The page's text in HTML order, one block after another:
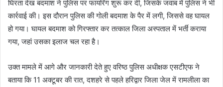
घिरता देख बदमाश ने पुलिस पर फायरिंग शुरू कर दी, जिसके जवाब में पुलिस ने भी
कार्रवाई की। इस दौरान पुलिस की गोली बदमाश के पैर में लगी, जिससे वह घायल
हो गया। घायल बदमाश को गिरफ्तार कर तत्काल जिला अस्पताल में भर्ती कराया
गया, जहां उसका इलाज चल रहा है।
उक्त मामले में आगे और जानकारी देते हुए वरिष्ठ पुलिस अधीक्षक एसटीएफ ने
बताया कि 11 अक्टूबर की रात, दशहरे से पहले हरिद्वार जिला जेल में रामलीला का